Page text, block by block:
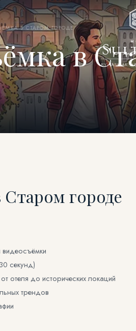
BY YASMAK
В СТАРОМ ГОРОДЕ
в
городе
секунд)
отеля до исторических локаций
трендов